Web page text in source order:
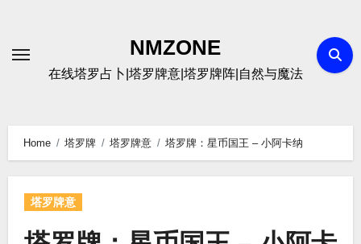
content
NMZONE
在线塔罗占卜|塔罗牌意|塔罗牌阵|自然与魔法
Home 塔罗牌 塔罗牌意 塔罗牌：星币国王 – 小阿卡纳
塔罗牌意